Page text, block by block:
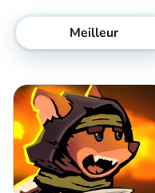
Meilleur